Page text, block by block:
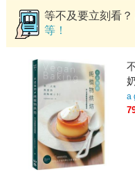
等不及要立刻看
等！
a